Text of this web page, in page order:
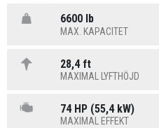
6600 lb
MAX. KAPACITET
28,4 ft
MAXIMAL LYFTHÖJD
74 HP (55,4 kW)
MAXIMAL EFFEKT